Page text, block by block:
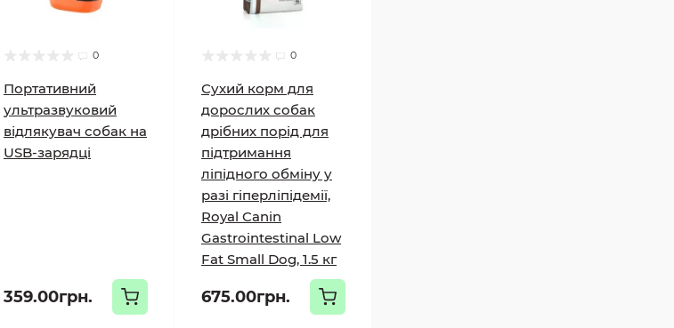
0
Портативний
ультразвуковий
відлякувач собак на
USB-зарядці
359.00грн.
0
Сухий корм для
дорослих собак
дрібних порід для
підтримання
ліпідного обміну у
разі гіперліпідемії,
Royal Canin
Gastrointestinal Low
Fat Small Dog, 1.5 кг
675.00грн.